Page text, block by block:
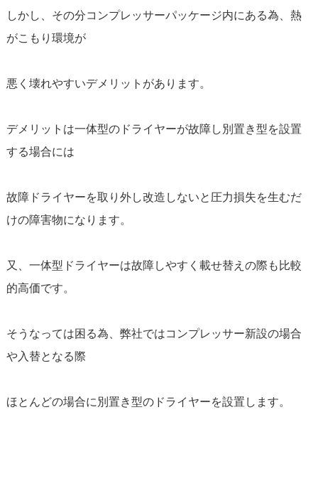
しかし、その分コンプレッサーパッケージ内にある為、熱
がこもり環境が
悪く壊れやすいデメリットがあります。
デメリットは一体型のドライヤーが故障し別置き型を設置
する場合には
故障ドライヤーを取り外し改造しないと圧力損失を生むだ
けの障害物になります。
又、一体型ドライヤーは故障しやすく載せ替えの際も比較
的高価です。
そうなっては困る為、弊社ではコンプレッサー新設の場合
や入替となる際
ほとんどの場合に別置き型のドライヤーを設置します。